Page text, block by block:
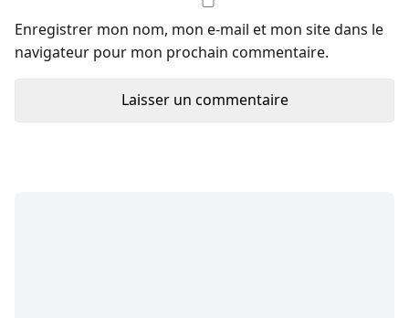
Enregistrer mon nom, mon e-mail et mon site dans le
navigateur pour mon prochain commentaire.